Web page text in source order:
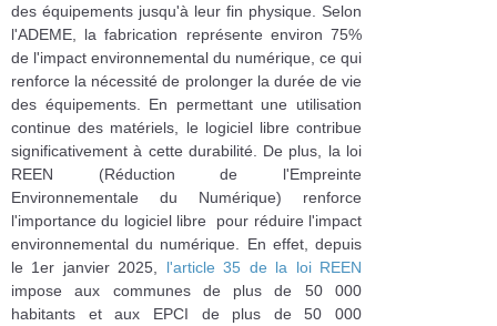
des équipements jusqu'à leur fin physique. Selon
l'ADEME, la fabrication représente environ 75%
de l'impact environnemental du numérique, ce qui
renforce la nécessité de prolonger la durée de vie
des équipements. En permettant une utilisation
continue des matériels, le logiciel libre contribue
significativement à cette durabilité. De plus, la loi
REEN (Réduction de l'Empreinte
Environnementale du Numérique) renforce
l'importance du logiciel libre pour réduire l'impact
environnemental du numérique. En effet, depuis
le 1er janvier 2025,
l'article 35 de la loi REEN
impose aux communes de plus de 50 000
habitants et aux EPCI de plus de 50 000